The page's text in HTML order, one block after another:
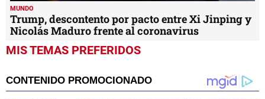
MUNDO
Trump, descontento por pacto entre Xi Jinping y
Nicolás Maduro frente al coronavirus
MIS TEMAS PREFERIDOS